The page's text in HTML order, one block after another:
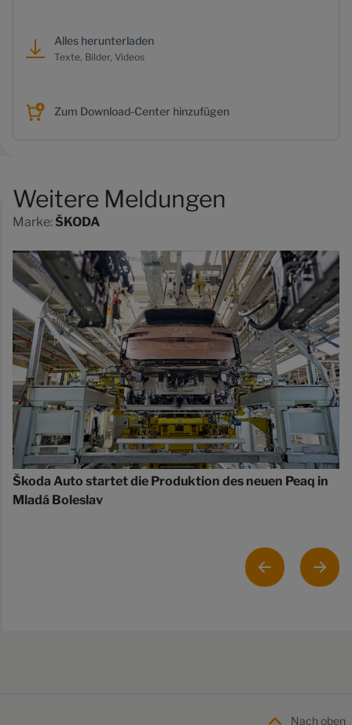
Alles herunterladen
Texte, Bilder, Videos
Zum Download-Center hinzufügen
Weitere Meldungen
Marke: ŠKODA
Škoda Auto startet die Produktion des neuen Peaq in
Mladá Boleslav
Nach oben